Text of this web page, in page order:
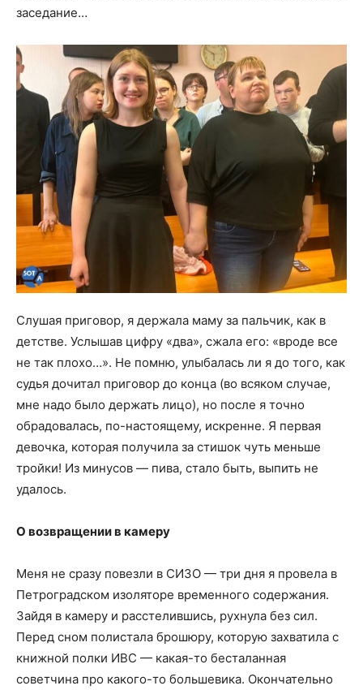
заседание…
Слушая приговор, я держала маму за пальчик, как в
детстве. Услышав цифру «два», сжала его: «вроде все
не так плохо…». Не помню, улыбалась ли я до того, как
судья дочитал приговор до конца (во всяком случае,
мне надо было держать лицо), но после я точно
обрадовалась, по-настоящему, искренне. Я первая
девочка, которая получила за стишок чуть меньше
тройки! Из минусов — пива, стало быть, выпить не
удалось.
О возвращении в камеру
Меня не сразу повезли в СИЗО — три дня я провела в
Петроградском изоляторе временного содержания.
Зайдя в камеру и расстелившись, рухнула без сил.
Перед сном полистала брошюру, которую захватила с
книжной полки ИВС — какая-то бесталанная
советчина про какого-то большевика. Окончательно